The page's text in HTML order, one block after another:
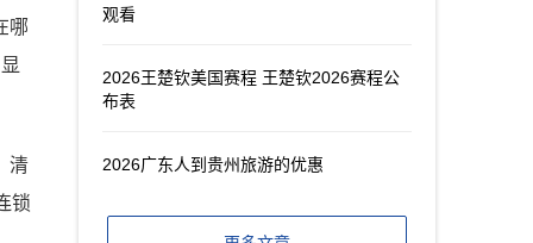
哪
清
锁
观看
2026王楚钦美国赛程 王楚钦2026赛程公
布表
2026广东人到贵州旅游的优惠